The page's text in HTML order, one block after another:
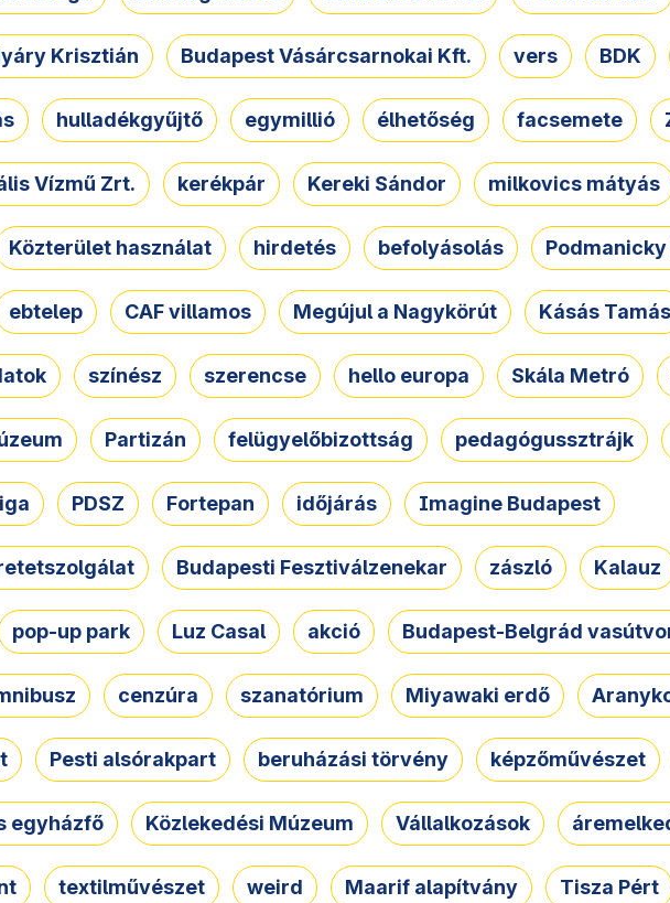
Krisztián Budapest Vásárcsarnokai Kft. vers BDK
hulladékgyűjtő egymillió élhetőség facsemete
Vízmű Zrt. kerékpár Kereki Sándor milkovics mátyás
Közterület használat hirdetés befolyásolás
ebtelep CAF villamos Megújul a Nagykörút Kásás Tamás
színész szerencse hello europa Skála Metró
Partizán felügyelőbizottság pedagógussztrájk
PDSZ Fortepan időjárás Imagine Budapest
Budapesti Fesztiválzenekar zászló Kalauz
pop-up park Luz Casal akció Budapest-Belgrád
cenzúra szanatórium Miyawaki erdő
Pesti alsórakpart beruházási törvény képzőművészet
egyházfő Közlekedési Múzeum Vállalkozások
textilművészet weird Maarif alapítvány Tisza Pért